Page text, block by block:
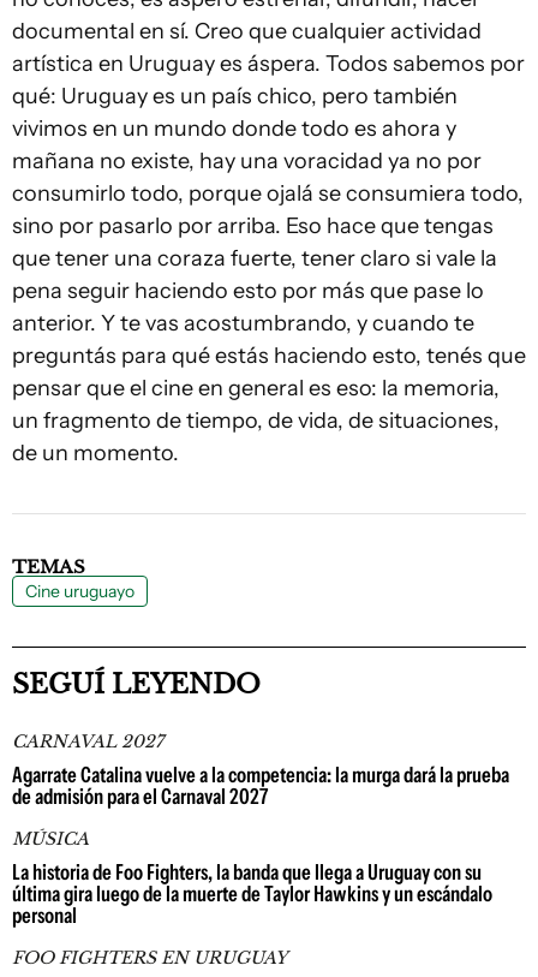
documental en sí. Creo que cualquier actividad
artística en Uruguay es áspera. Todos sabemos por
qué: Uruguay es un país chico, pero también
vivimos en un mundo donde todo es ahora y
mañana no existe, hay una voracidad ya no por
consumirlo todo, porque ojalá se consumiera todo,
sino por pasarlo por arriba. Eso hace que tengas
que tener una coraza fuerte, tener claro si vale la
pena seguir haciendo esto por más que pase lo
anterior. Y te vas acostumbrando, y cuando te
preguntás para qué estás haciendo esto, tenés que
pensar que el cine en general es eso: la memoria,
un fragmento de tiempo, de vida, de situaciones,
de un momento.
TEMAS
Cine uruguayo
SEGUÍ LEYENDO
CARNAVAL 2027
Agarrate Catalina vuelve a la competencia: la murga dará la prueba
de admisión para el Carnaval 2027
MÚSICA
La historia de Foo Fighters, la banda que llega a Uruguay con su
última gira luego de la muerte de Taylor Hawkins y un escándalo
personal
FOO FIGHTERS EN URUGUAY